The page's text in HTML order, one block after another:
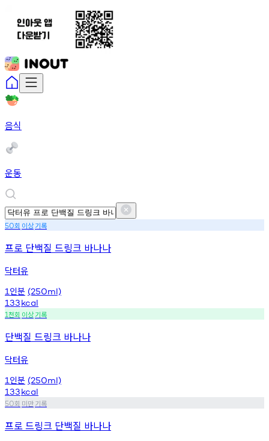
음식
운동
50회 이상기록
프로 단백질 드링크 바나나
닥터유
1 인분 (250ml)
133kcal
1천회 이상기록
단백질 드링크 바나나
닥터유
1 인분 (250ml)
133kcal
50회 미만기록
프로 드링크 단백질 바나나